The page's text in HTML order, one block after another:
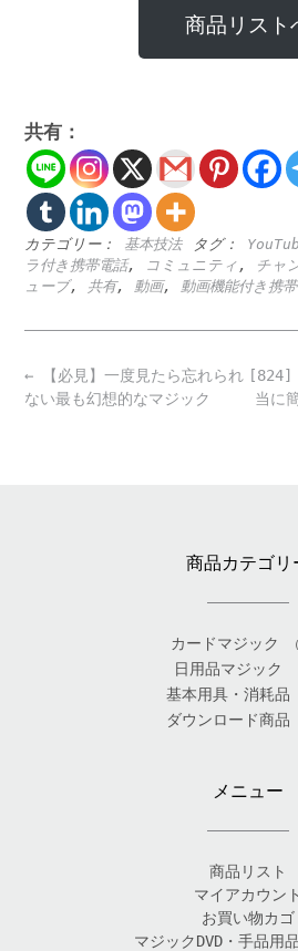
商品リスト
共有：
カテゴリー： 基本技法 タグ：
ラ付き携帯電話, コミュニティ , チャ
ューブ, 共有, 動画, 動画機能付き携
Post
navigation
[824]
当に
← 【必見】一度見たら忘れられ
ない最も幻想的なマジック
商品カテゴリ
カードマジック
日用品マジック
基本用具・消耗品
ダウンロード商品
メニュー
商品リスト
マイアカウント
お買い物カゴ
マジックDVD・手品用